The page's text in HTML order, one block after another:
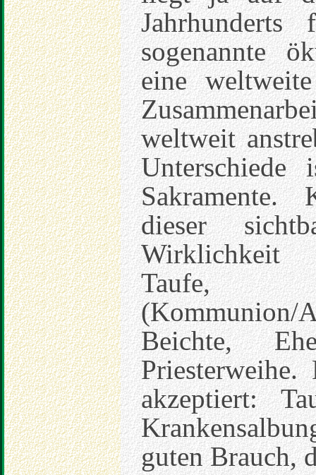
sogenannte
eine
weltweit
Sakramente.
dieser
Wirklichkeit
Beichte,
akzeptiert:
guten Brauch,